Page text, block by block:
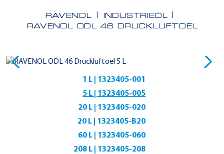
RAVENOL
INDUSTRIEÖL
RAVENOL ODL 46 DRUCKLUFTOEL
1 L | 1323405-001
5 L | 1323405-005
20 L | 1323405-020
20 L | 1323405-B20
60 L | 1323405-060
208 L | 1323405-208